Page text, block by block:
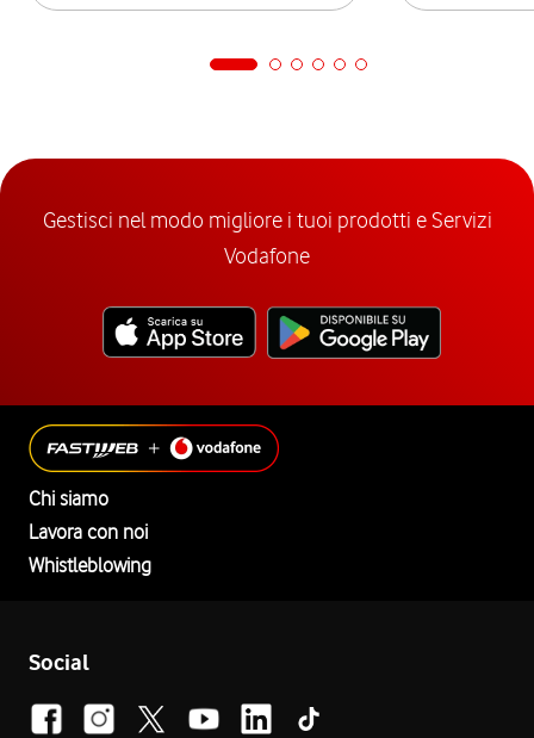
Gestisci nel modo migliore i tuoi prodotti e Servizi
Vodafone
Chi siamo
Lavora con noi
Whistleblowing
Social